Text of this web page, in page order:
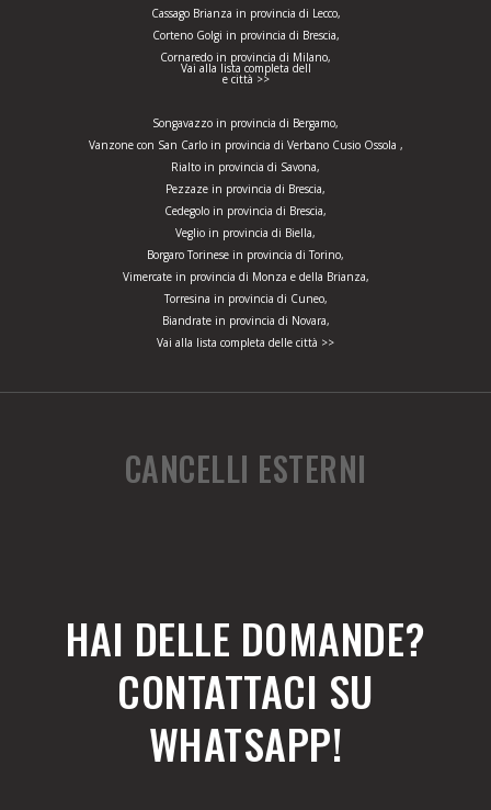
Cassago Brianza in provincia di Lecco,
Corteno Golgi in provincia di Brescia,
Cornaredo in provincia di Milano,
Vai alla lista completa dell
e città >>
Songavazzo in provincia di Bergamo,
Vanzone con San Carlo in provincia di Verbano Cusio Ossola ,
Rialto in provincia di Savona,
Pezzaze in provincia di Brescia,
Cedegolo in provincia di Brescia,
Veglio in provincia di Biella,
Borgaro Torinese in provincia di Torino,
Vimercate in provincia di Monza e della Brianza,
Torresina in provincia di Cuneo,
Biandrate in provincia di Novara,
Vai alla lista completa delle città >>
CANCELLI ESTERNI
HAI DELLE DOMANDE?
CONTATTACI SU
WHATSAPP!